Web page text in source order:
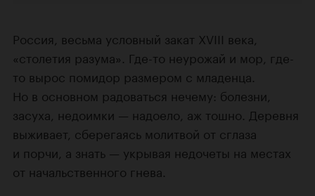
Россия, весьма условный закат XVIII века,
«столетия разума». Где-то неурожай и мор, где-
то вырос помидор размером с младенца.
Но в основном радоваться нечему: болезни,
засуха, недоимки — надоело, аж тошно. Деревня
выживает, сберегаясь молитвой от сглаза
и порчи, а знать — укрывая недочеты на местах
от начальственного гнева.